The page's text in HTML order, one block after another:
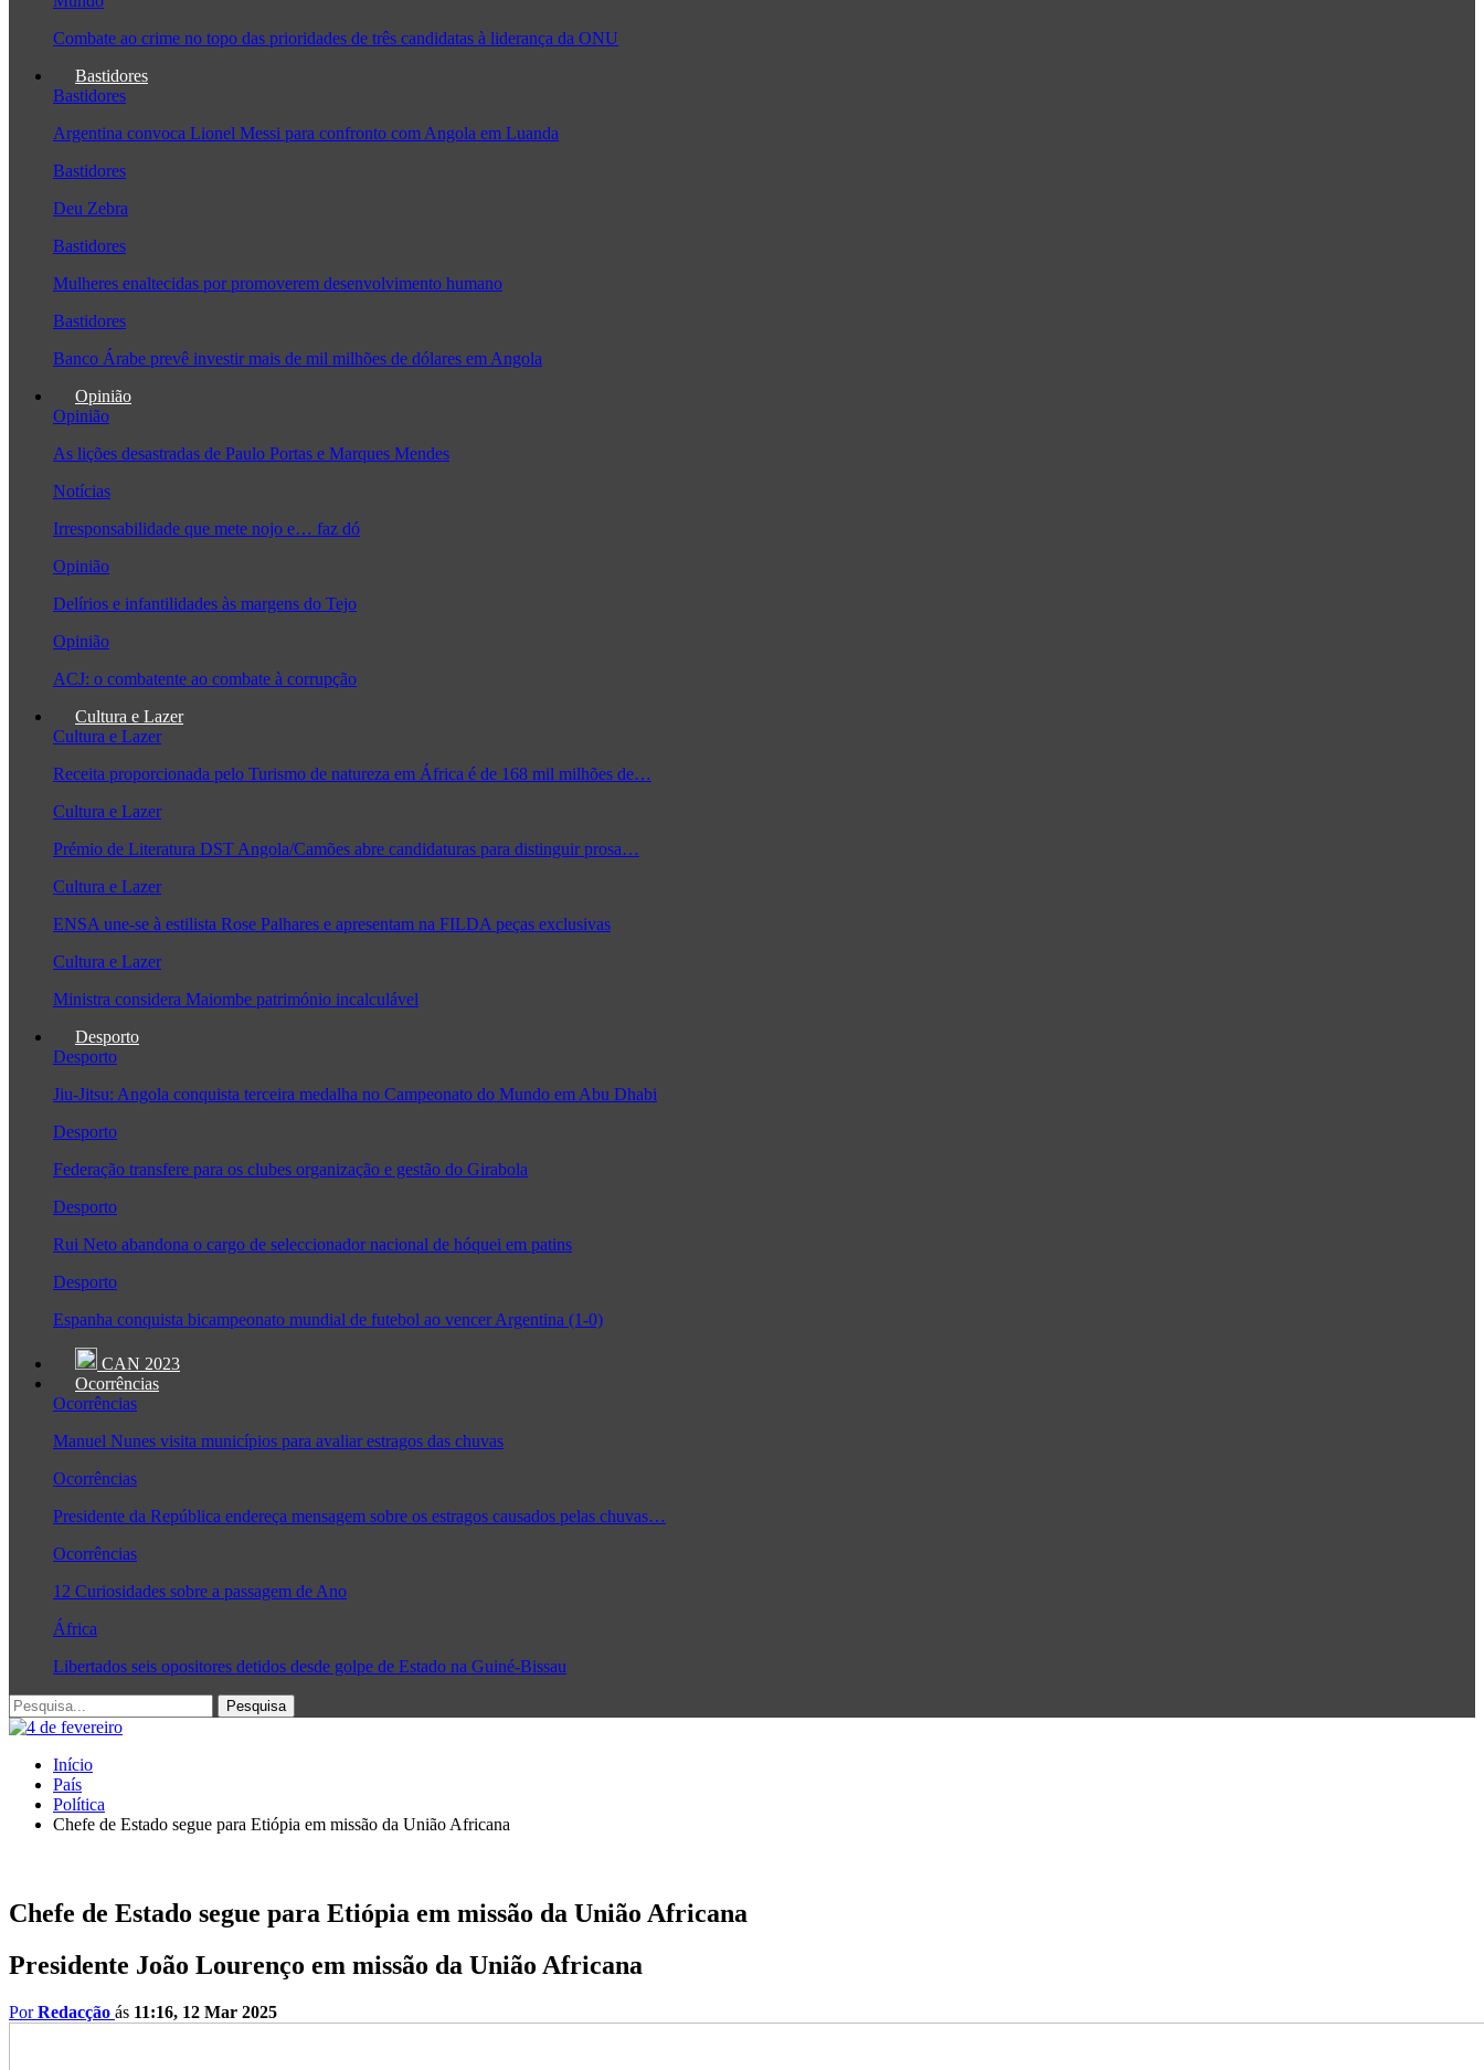
Combate ao crime no topo das prioridades de três candidatas à liderança da ONU
Bastidores
Bastidores
Argentina convoca Lionel Messi para confronto com Angola em Luanda
Bastidores
Deu Zebra
Bastidores
Mulheres enaltecidas por promoverem desenvolvimento humano
Bastidores
Banco Árabe prevê investir mais de mil milhões de dólares em Angola
Opinião
Opinião
As lições desastradas de Paulo Portas e Marques Mendes
Notícias
Irresponsabilidade que mete nojo e… faz dó
Opinião
Delírios e infantilidades às margens do Tejo
Opinião
ACJ: o combatente ao combate à corrupção
Cultura e Lazer
Cultura e Lazer
Receita proporcionada pelo Turismo de natureza em África é de 168 mil milhões de…
Cultura e Lazer
Prémio de Literatura DST Angola/Camões abre candidaturas para distinguir prosa…
Cultura e Lazer
ENSA une-se à estilista Rose Palhares e apresentam na FILDA peças exclusivas
Cultura e Lazer
Ministra considera Maiombe património incalculável
Desporto
Desporto
Jiu-Jitsu: Angola conquista terceira medalha no Campeonato do Mundo em Abu Dhabi
Desporto
Federação transfere para os clubes organização e gestão do Girabola
Desporto
Rui Neto abandona o cargo de seleccionador nacional de hóquei em patins
Desporto
Espanha conquista bicampeonato mundial de futebol ao vencer Argentina (1-0)
CAN 2023
Ocorrências
Ocorrências
Manuel Nunes visita municípios para avaliar estragos das chuvas
Ocorrências
Presidente da República endereça mensagem sobre os estragos causados pelas chuvas…
Ocorrências
12 Curiosidades sobre a passagem de Ano
África
Libertados seis opositores detidos desde golpe de Estado na Guiné-Bissau
Início
País
Política
Chefe de Estado segue para Etiópia em missão da União Africana
Chefe de Estado segue para Etiópia em missão da União Africana
Presidente João Lourenço em missão da União Africana
PorRedacção ás 11:16, 12 Mar 2025